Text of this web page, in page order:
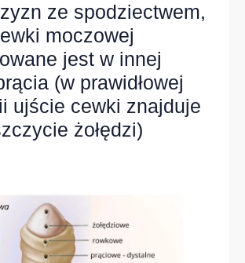
ze spodziectwem,
moczowej
jest w innej
(w prawidłowej
ujście cewki znajduje
żołędzi)